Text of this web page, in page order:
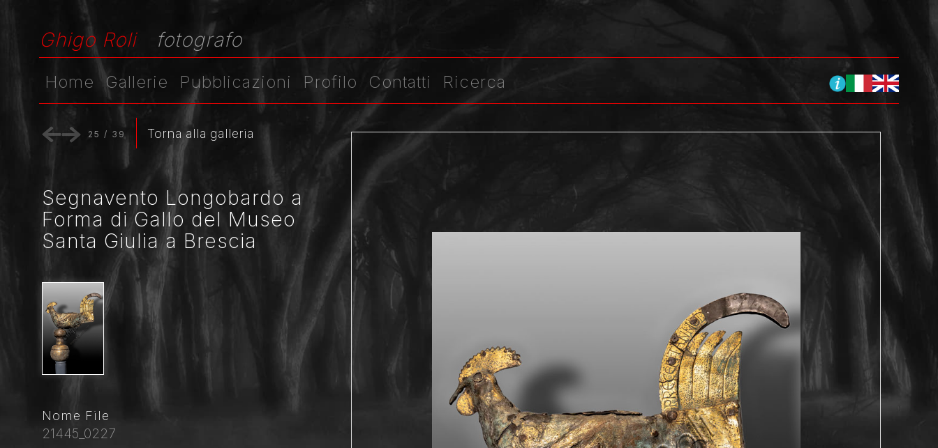
Ghigo Roli fotografo
Home Gallerie Pubblicazioni Profilo Contatti Ricerca
25 / 39 Torna alla galleria
Segnavento Longobardo a
Forma di Gallo del Museo
Santa Giulia a Brescia
Nome File
21445_0227